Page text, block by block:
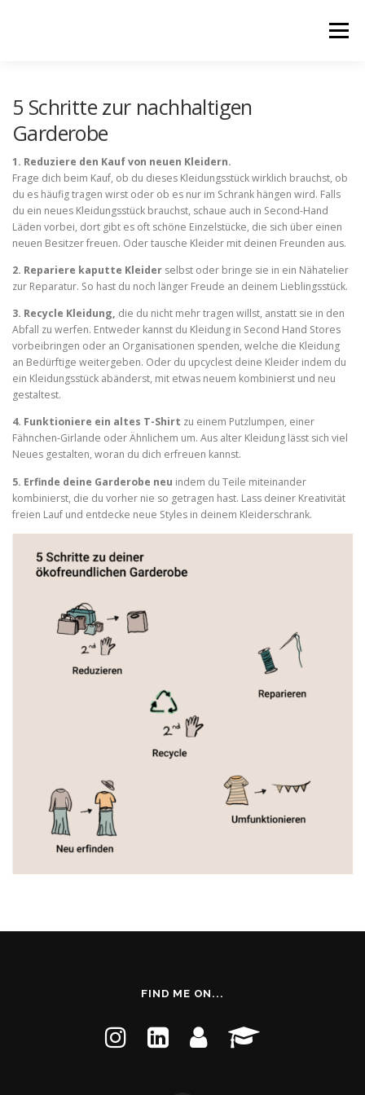
Menü
5 Schritte zur nachhaltigen
Garderobe
1. Reduziere den Kauf von neuen Kleidern.
Frage dich beim Kauf, ob du dieses Kleidungsstück wirklich brauchst, ob
du es häufig tragen wirst oder ob es nur im Schrank hängen wird. Falls
du ein neues Kleidungsstück brauchst, schaue auch in Second-Hand
Läden vorbei, dort gibt es oft schöne Einzelstücke, die sich über einen
neuen Besitzer freuen. Oder tausche Kleider mit deinen Freunden aus.
2. Repariere kaputte Kleider selbst oder bringe sie in ein Nähatelier
zur Reparatur. So hast du noch länger Freude an deinem Lieblingsstück.
3. Recycle Kleidung, die du nicht mehr tragen willst, anstatt sie in den
Abfall zu werfen. Entweder kannst du Kleidung in Second Hand Stores
vorbeibringen oder an Organisationen spenden, welche die Kleidung
an Bedürftige weitergeben. Oder du upcyclest deine Kleider indem du
ein Kleidungsstück abänderst, mit etwas neuem kombinierst und neu
gestaltest.
4. Funktioniere ein altes T-Shirt zu einem Putzlumpen, einer
Fähnchen-Girlande oder Ähnlichem um. Aus alter Kleidung lässt sich viel
Neues gestalten, woran du dich erfreuen kannst.
5. Erfinde deine Garderobe neu indem du Teile miteinander
kombinierst, die du vorher nie so getragen hast. Lass deiner Kreativität
freien Lauf und entdecke neue Styles in deinem Kleiderschrank.
FIND ME ON...